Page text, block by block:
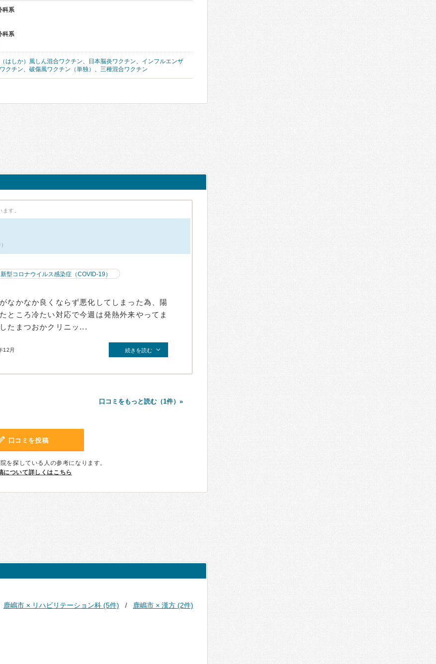
科系
科系
はしか）風しん混合ワクチン、 日本脳炎ワクチン、 インフルエンザ
クチン、 破傷風ワクチン（単独） 、 三種混合ワクチン
す。
新型コロナウイルス感染症（COVID-19）
なかなか良くならず悪化してしまった為、陽
ところ冷たい対応で今週は発熱外来やってま
たまつおかクリニッ...
12月 続きを読む
口コミをもっと読む（1件）»
口コミを投稿
を探している人の参考になります。
について詳しくはこちら
鹿嶋市 × リハビリテーション科 (5件) 鹿嶋市 × 漢方 (2件)